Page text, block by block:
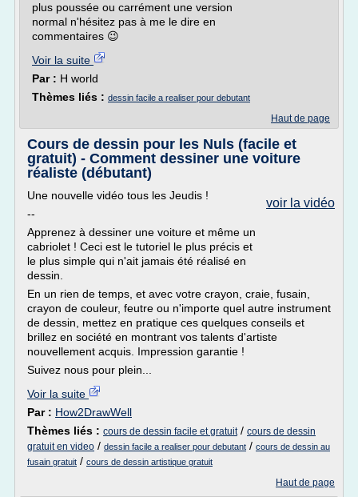
plus poussée ou carrément une version
normal n'hésitez pas à me le dire en
commentaires 😉
Voir la suite
Par : H world
Thèmes liés : dessin facile a realiser pour debutant
Haut de page
Cours de dessin pour les Nuls (facile et
gratuit) - Comment dessiner une voiture
réaliste (débutant)
voir la vidéo
Une nouvelle vidéo tous les Jeudis !
--
Apprenez à dessiner une voiture et même un
cabriolet ! Ceci est le tutoriel le plus précis et
le plus simple qui n'ait jamais été réalisé en
dessin.
En un rien de temps, et avec votre crayon, craie, fusain,
crayon de couleur, feutre ou n'importe quel autre instrument
de dessin, mettez en pratique ces quelques conseils et
brillez en société en montrant vos talents d'artiste
nouvellement acquis. Impression garantie !
Suivez nous pour plein...
Voir la suite
Par : How2DrawWell
Thèmes liés : cours de dessin facile et gratuit/ cours de dessin
gratuit en video / dessin facile a realiser pour debutant / cours de dessin au
fusain gratuit / cours de dessin artistique gratuit
Haut de page